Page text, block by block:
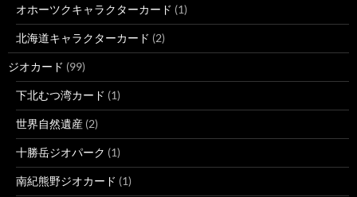
オホーツクキャラクターカード (1)
北海道キャラクターカード (2)
ジオカード (99)
下北むつ湾カード (1)
世界自然遺産 (2)
十勝岳ジオパーク (1)
南紀熊野ジオカード (1)